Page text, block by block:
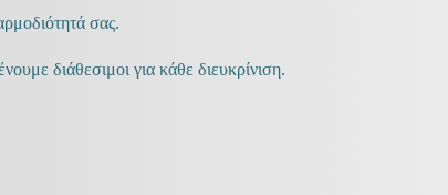
σας.
διάθεσιμοι για κάθε διευκρίνιση.